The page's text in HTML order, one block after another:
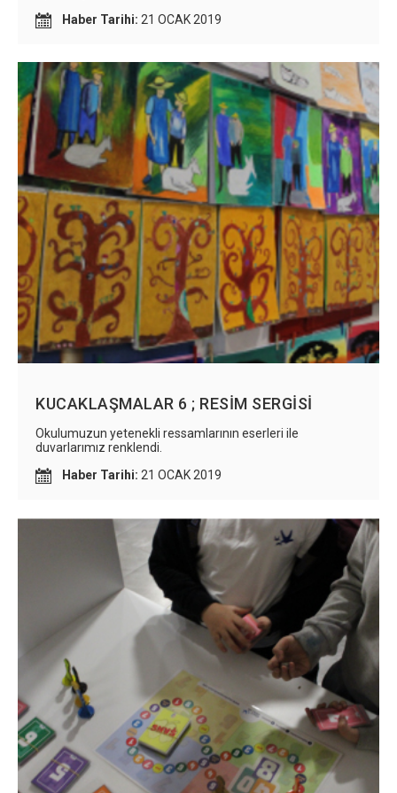
Haber Tarihi: 21 OCAK 2019
KUCAKLAŞMALAR 6 ; RESİM SERGİSİ
Okulumuzun yetenekli ressamlarının eserleri ile
duvarlarımız renklendi.
Haber Tarihi: 21 OCAK 2019